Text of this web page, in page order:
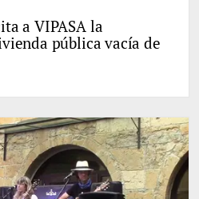
a VIPASA la
pública vacía de